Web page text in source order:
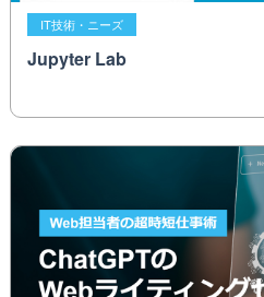
IT技術・ニーズ
Jupyter Lab